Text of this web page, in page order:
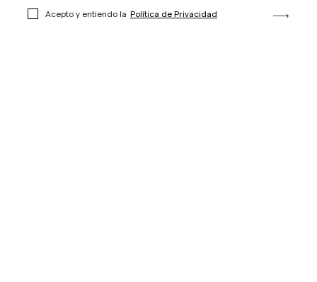
Acepto y entiendo la Política de Privacidad